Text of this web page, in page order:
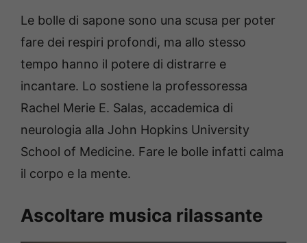
Le bolle di sapone sono una scusa per poter
fare dei respiri profondi, ma allo stesso
tempo hanno il potere di distrarre e
incantare. Lo sostiene la professoressa
Rachel Merie E. Salas, accademica di
neurologia alla John Hopkins University
School of Medicine. Fare le bolle infatti calma
il corpo e la mente.
Ascoltare musica rilassante